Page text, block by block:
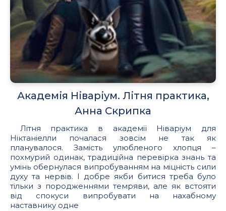
Академія Ніваріум. Літня практика,
Анна Скрипка
Літня практика в академії Ніваріум для
Ніктаніелли почалася зовсім не так як
планувалося. Замість улюбленого хлопця –
похмурий одинак, традиційна перевірка знань та
умінь обернулася випробуванням на міцність сили
духу та нервів. І добре якби битися треба було
тільки з породженнями темряви, але як встояти
від спокуси випробувати на нахабному
наставнику одне